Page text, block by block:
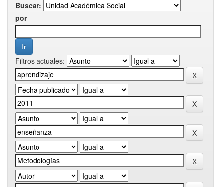
Buscar:
por
Filtros actuales: